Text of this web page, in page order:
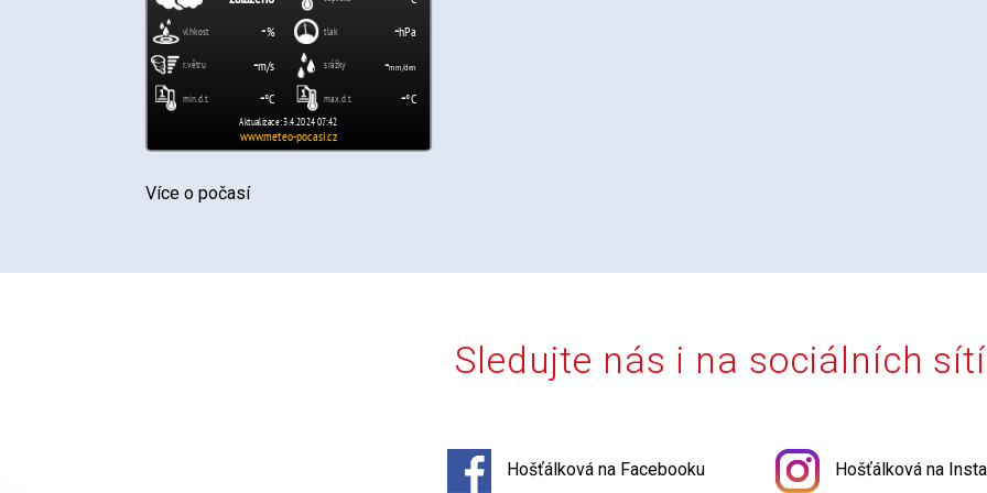
Více o počasí
Sledujte nás i na sociálních
Hošťálková na Facebooku Hošťálková na